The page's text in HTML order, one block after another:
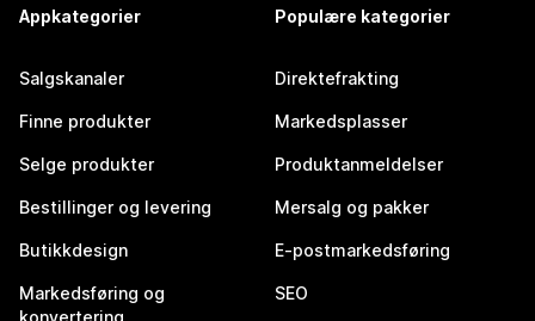
Appkategorier
Salgskanaler
Finne produkter
Selge produkter
Bestillinger og levering
Butikkdesign
Markedsføring og
konvertering
Populære kategorier
Direktefrakting
Markedsplasser
Produktanmeldelser
Mersalg og pakker
E-postmarkedsføring
SEO